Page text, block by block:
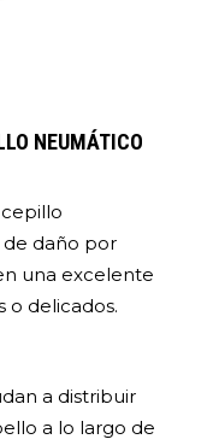
NEUMÁTICO
cepillo
daño por
una excelente
o delicados.
a distribuir
a lo largo de